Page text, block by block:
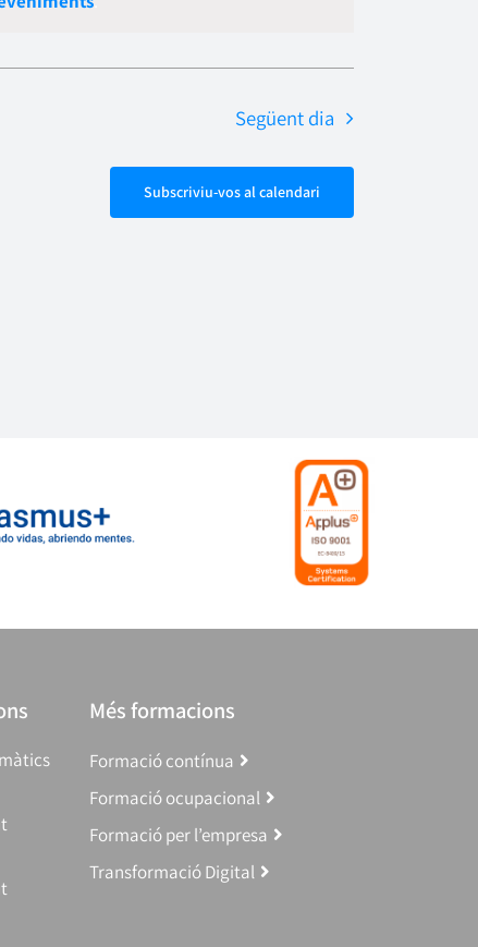
Següent dia
Subscriviu-vos al calendari
Més formacions
Formació contínua
Formació ocupacional
Formació per l’empresa
Transformació Digital